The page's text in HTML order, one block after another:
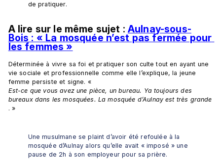
de pratiquer.
A lire sur le même sujet : Aulnay-sous-
Bois : « La mosquée n’est pas fermée pour
les femmes »
Déterminée à vivre sa foi et pratiquer son culte tout en ayant une
vie sociale et professionnelle comme elle l’explique, la jeune
femme persiste et signe. «
Est-ce que vous avez une pièce, un bureau. Ya toujours des
bureaux dans les mosquées. La mosquée d’Aulnay est très grande
Une musulmane se plaint d’avoir été refoulée à la
mosquée d’Aulnay alors qu’elle avait « imposé » une
pause de 2h à son employeur pour sa prière.